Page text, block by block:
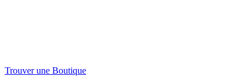
Trouver une Boutique